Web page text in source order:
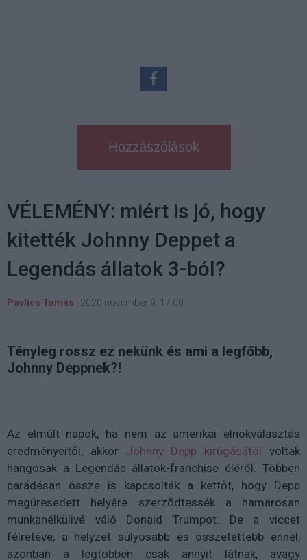
Hozzászólások
VÉLEMÉNY: miért is jó, hogy
kitették Johnny Deppet a
Legendás állatok 3-ból?
Pavlics Tamás 2020 november 9. 17:00
Tényleg rossz ez nekünk és ami a legfőbb,
Johnny Deppnek?!
Az elmúlt napok, ha nem az amerikai elnökválasztás
eredményeitől, akkor Johnny Depp kirúgásától voltak
hangosak a Legendás állatok-franchise éléről. Többen
parádésan össze is kapcsolták a kettőt, hogy Depp
megüresedett helyére szerződtessék a hamarosan
munkanélkülivé váló Donald Trumpot. De a viccet
félretéve, a helyzet súlyosabb és összetettebb ennél,
azonban a legtöbben csak annyit látnak, avagy